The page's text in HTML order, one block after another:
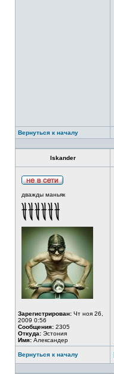
Вернуться к началу
Iskander
дважды маньяк
Зарегистрирован: Чт ноя 26,
2009 0:56
Сообщения: 2305
Откуда: Эстония
Имя: Александер
Вернуться к началу